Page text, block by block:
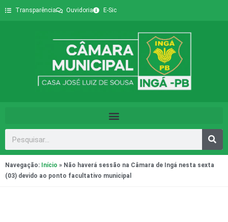
Transparência Ouvidoria E-Sic
Navegação: Início » Não haverá sessão na Câmara de Ingá nesta sexta
(03) devido ao ponto facultativo municipal